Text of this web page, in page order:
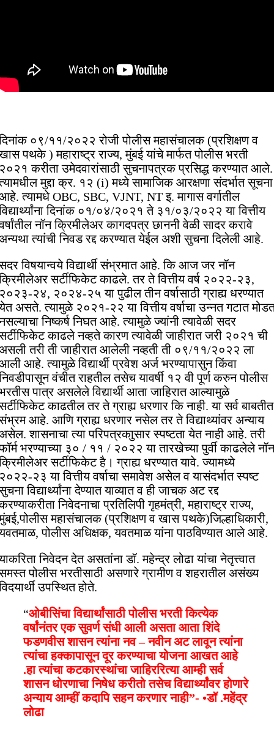
०९/११/२०२२ रोजी पोलीस महासंचालक (प्रशिक्षण व
पथके ) महाराष्ट्र राज्य, मुंबई यांचे मार्फत पोलीस भरती
करीता उमेदवारांसाठी सुचनापत्रक प्रसिद्ध करण्यात आले.
मुद्दा क्र. १२ (i) मध्ये सामाजिक आरक्षणा संदर्भात सूचना
त्यामधे OBC, SBC, VJNT, NT इ. मागास वर्गातील
दिनांक ०१/०४/२०२१ ते ३१/०३/२०२२ या वित्तीय
नॉन क्रिमीलेअर कागदपत्र छाननी वेळी सादर करावे
त्यांची निवड रद्द करण्यात येईल अशी सुचना दिलेली आहे.
विषयान्वये विद्यार्थी संभ्रमात आहे. कि आज जर नॉन
सर्टीफिकेट काढले. तर ते वित्तीय वर्ष २०२२-२३,
२४, २०२४-२५ या पुढील तीन वर्षासाठी ग्राह्य धरण्यात
असते. त्यामुळे २०२१-२२ या वित्तीय वर्षाचा उन्नत गटात
निष्कर्ष निघत आहे. त्यामुळे ज्यांनी त्यावेळी सदर
काढले नव्हते कारण त्यावेळी जाहीरात जरी २०२१ ची
तरी ती जाहीरात आलेली नव्हती ती ०९/११/२०२२ ला
आहे. त्यामुळे विद्यार्थी प्रवेश अर्ज भरण्यापासुन किंवा
वंचीत राहतील तसेच यावर्षी १२ वी पूर्ण करुन पोलीस
पात्र असलेले विद्यार्थी आता जाहिरात आल्यामुळे
काढतील तर ते ग्राह्य धरणार कि नाही. या सर्व बाबतीत
आहे. आणि ग्राह्य धरणार नसेल तर ते विद्याथ्यांवर अन्याय
शासनाचा त्या परिपत्रकाुसार स्पष्टता येत नाही आहे. तरी
भरण्याच्या ३० / ११ / २०२२ या तारखेच्या पुर्वी काढलेले नॉन
सर्टीफिकेट है। ग्राह्य धरण्यात यावे. ज्यामध्ये
२३ या वित्तीय वर्षाचा समावेश असेल व यासंदर्भात स्पष्ट
विद्यार्थ्यांना देण्यात याव्यात व ही जाचक अट रद्द
निवेदनाचा प्रतिलिपी गृहमंत्री, महाराष्ट्र राज्य,
महासंचालक (प्रशिक्षण व खास पथके)जिल्हाधिकारी,
पोलीस अधिक्षक, यवतमाळ यांना पाठविण्यात आले आहे.
निवेदन देत असतांना डॉ. महेन्द्र लोढा यांचा नेतृत्त्वात
पोलीस भरतीसाठी असणारे ग्रामीण व शहरातील असंख्य
उपस्थित होते.
“ओबीसिंचा विद्यार्थांसाठी पोलीस भरती कित्येक
वर्षांनंतर एक सुवर्ण संधी आली असता आता शिंदे
फडणवीस शासन त्यांना नव – नवीन अट लावून त्यांना
त्यांचा हक्कापासून दूर करण्याचा योजना आखत आहे
.हा त्यांचा कटकारस्थांचा जाहिररित्या आम्ही सर्व
शासन धोरणाचा निषेध करीतो तसेच विद्यार्थ्यांवर होणारे
अन्याय आम्हीं कदापि सहन करणार नाही”- •डॉ .महेंद्र
लोढा